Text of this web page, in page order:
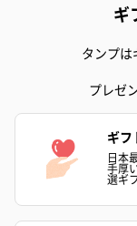
ギ
タンプは
プレゼ
ギフ
日本
手厚
選ギ